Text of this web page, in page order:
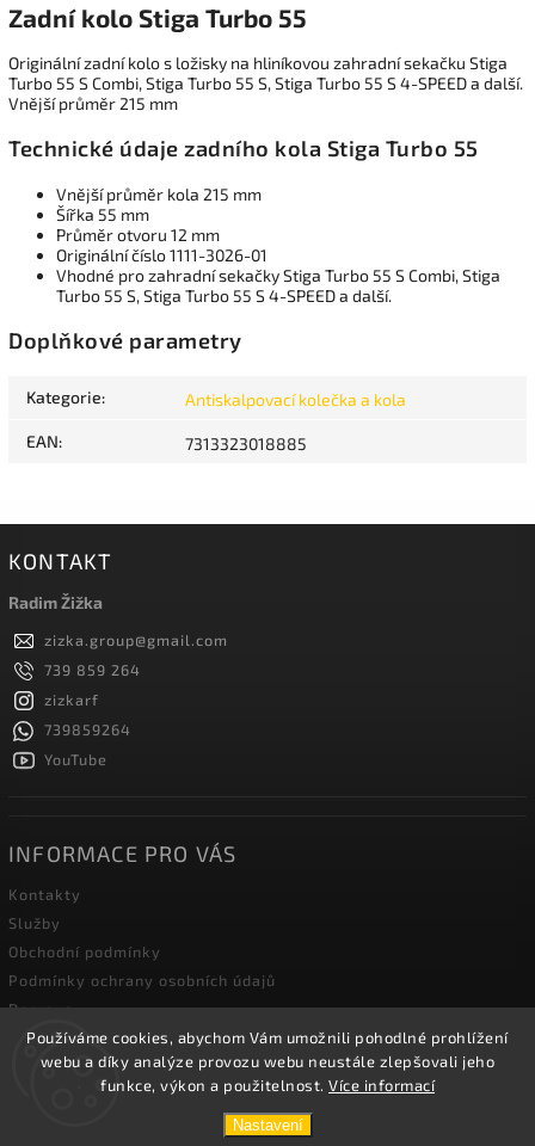
Používáme cookies, abychom Vám umožnili pohodlné prohlížení
webu a díky analýze provozu webu neustále zlepšovali jeho
funkce, výkon a použitelnost. Více informací
Nastavení
Zadní kolo Stiga Turbo 55
Originální zadní kolo s ložisky na hliníkovou zahradní sekačku Stiga
Turbo 55 S Combi, Stiga Turbo 55 S, Stiga Turbo 55 S 4-SPEED a další.
Vnější průměr 215 mm
Technické údaje zadního kola Stiga Turbo 55
Vnější průměr kola 215 mm
Šířka 55 mm
Průměr otvoru 12 mm
Originální číslo 1111-3026-01
Vhodné pro zahradní sekačky Stiga Turbo 55 S Combi, Stiga
Turbo 55 S, Stiga Turbo 55 S 4-SPEED a další.
Doplňkové parametry
Kategorie: Antiskalpovací kolečka a kola
EAN: 7313323018885
KONTAKT
Radim Žižka
zizka.group@gmail.com
739 859 264
zizkarf
739859264
YouTube
INFORMACE PRO VÁS
Kontakty
Služby
Obchodní podmínky
Podmínky ochrany osobních údajů
Doprava
Blog zahradní techniky
Žižka R&F s.r.o.. Všechna práva vyhrazena.
Shoptet| DesignShoptak.cz.